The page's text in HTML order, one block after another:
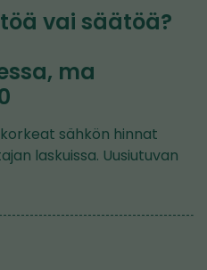
vai säätöä?
ma
sähkön hinnat
laskuissa. Uusiutuvan